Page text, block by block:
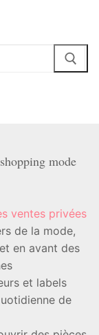
mode
ventes privées
de la mode,
en avant des
et labels
de